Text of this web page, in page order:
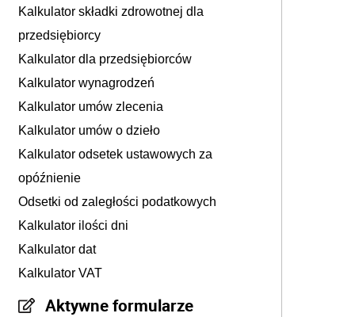
Kalkulator składki zdrowotnej dla
przedsiębiorcy
Kalkulator dla przedsiębiorców
Kalkulator wynagrodzeń
Kalkulator umów zlecenia
Kalkulator umów o dzieło
Kalkulator odsetek ustawowych za
opóźnienie
Odsetki od zaległości podatkowych
Kalkulator ilości dni
Kalkulator dat
Kalkulator VAT
Aktywne formularze